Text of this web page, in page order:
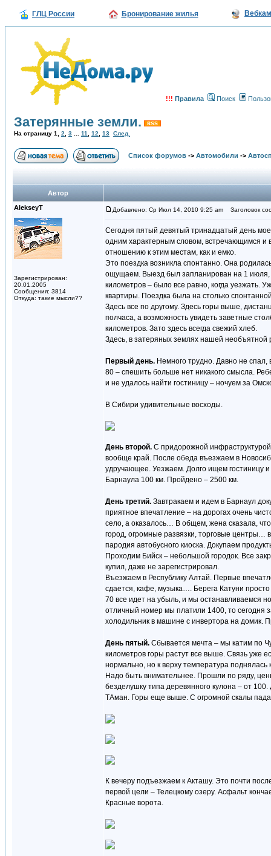
ГЛЦ России Бронирование жилья
!!! Правила Поиск
Затерянные земли.
На страницу 1 2 3 11 12 13 След.
Список форумов -> Автомобили ->
Автор
AlekseyT
Зарегистрирован:
20.01.2005
Сообщения: 3814
Откуда: такие мысли??
Добавлено: Ср Июл 14, 2010 9:25 am Заголовок
Сегодня пятый девятый тринадцатый день
одним характерным словом, встречающимся и
отношению к этим местам, как и емко.
Это поездка возникла спонтанно. Она
ощущаем. Выезд был запланирован на 1 июля,
километров – было все равно, когда уезжать.
квартиры. Поездка была на столько
Здесь все по другому. Здесь горы выше,
полчаса, а возможность увидеть заветные
километров. Зато здесь всегда свежий хлеб.
Здесь, в затеряных землях нашей необъятной
Первый день. Немного трудно. Давно не
80 – спешить больше нет никакого смысла.
и не удалось найти гостиницу – ночуем за
В Сибири удивительные восходы.
День второй. С придорожной
вообще край. После обеда въезжаем в
удручающее. Уезжаем. Долго ищем гостиницу
Барнаула 100 км. Пройдено – 2500 км.
День третий. Завтракаем и идем в Барнаул
приятное впечатление – на дорогах очень
село, а оказалось… В общем, жена сказала,
город, огромные развязки, торговые центры…
пародия автобусного киоска. Докупаем
Проходим Бийск – небольшой городок. Все
купил, даже не зарегистрировал.
Въезжаем в Республику Алтай. Первые
сдается, кафе, музыка…. Берега Катуни
70 все идет на убыль, и мы останавливаемся
отличный номер мы платили 1400, то сегодня
холодильник в машине с инвертора на домик.
День пятый. Сбывается мечта – мы катим по
километров горы растут все выше. Связь уже
нормально, но к верху температура поднялась
Надо быть внимательнее. Прошли по ряду,
безделушку типа деревянного кулона – от
ТАман. Горы еще выше. С огромной скалы
К вечеру подъезжаем к Акташу. Это почти
первой цели – Телецкому озеру. Асфальт
Красные ворота.